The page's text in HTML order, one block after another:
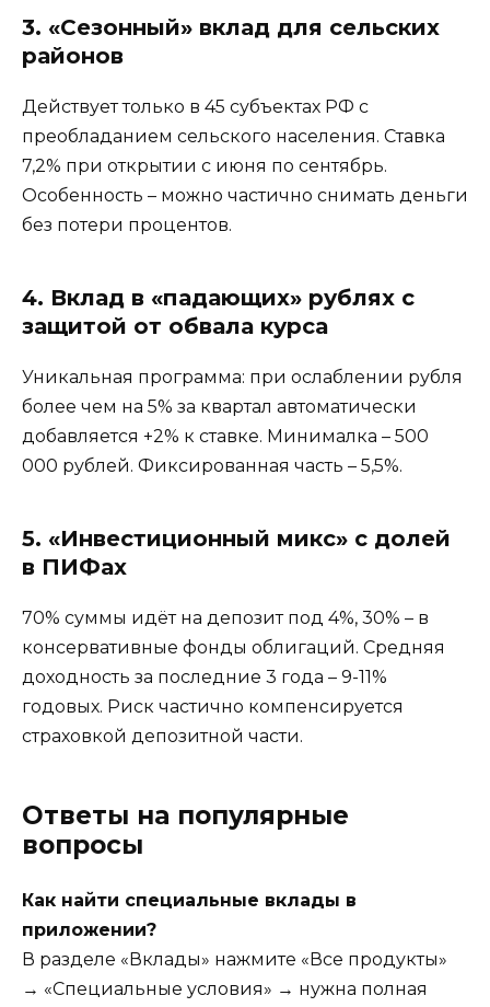
3. «Сезонный» вклад для сельских
районов
Действует только в 45 субъектах РФ с
преобладанием сельского населения. Ставка
7,2% при открытии с июня по сентябрь.
Особенность – можно частично снимать деньги
без потери процентов.
4. Вклад в «падающих» рублях с
защитой от обвала курса
Уникальная программа: при ослаблении рубля
более чем на 5% за квартал автоматически
добавляется +2% к ставке. Минималка – 500
000 рублей. Фиксированная часть – 5,5%.
5. «Инвестиционный микс» с долей
в ПИФах
70% суммы идёт на депозит под 4%, 30% – в
консервативные фонды облигаций. Средняя
доходность за последние 3 года – 9-11%
годовых. Риск частично компенсируется
страховкой депозитной части.
Ответы на популярные
вопросы
Как найти специальные вклады в
приложении?
В разделе «Вклады» нажмите «Все продукты»
→ «Специальные условия» → нужна полная